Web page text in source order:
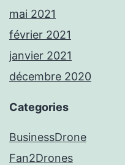
mai 2021
février 2021
janvier 2021
décembre 2020
Categories
BusinessDrone
Fan2Drones